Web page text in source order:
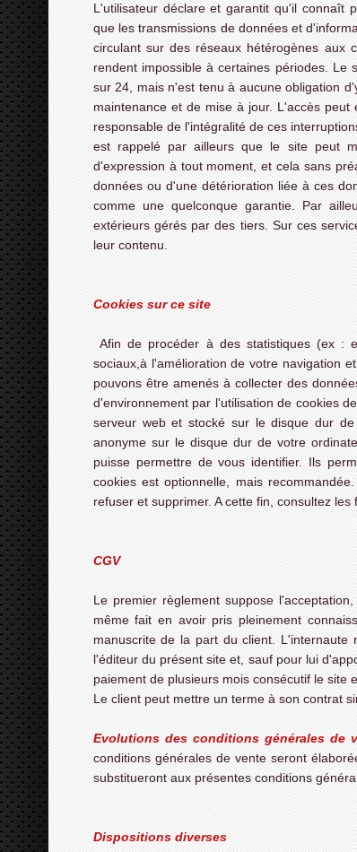
L'utilisateur déclare et garantit qu'il connaît
que les transmissions de données et
circulant sur des réseaux hétérogènes aux
rendent impossible à certaines périodes. Le
sur 24, mais n'est tenu à aucune obligation
maintenance et de mise à jour. L'accès
responsable de l'intégralité de ces
est rappelé par ailleurs que le site peut
d'expression à tout moment, et cela sans
données ou d'une détérioration liée à ces
comme une quelconque garantie. Par
extérieurs gérés par des tiers. Sur ces
leur contenu.
Cookies sur ce site
Afin de procéder à des statistiques (ex :
sociaux,à l'amélioration de votre navigation
pouvons être amenés à collecter des
d'environnement par l'utilisation de cookies
serveur web et stocké sur le disque dur
anonyme sur le disque dur de votre
puisse permettre de vous identifier. Ils
cookies est optionnelle, mais
refuser et supprimer. A cette fin, consultez
CGV
Le premier règlement suppose
même fait en avoir pris pleinement
manuscrite de la part du client. L'internaute
l'éditeur du présent site et, sauf pour lui
paiement de plusieurs mois consécutif le site
Le client peut mettre un terme à son contrat
Evolutions des conditions générales de
conditions générales de vente seront
substitueront aux présentes conditions
Dispositions diverses